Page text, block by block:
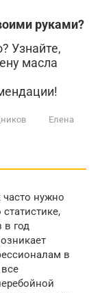
руками?
Узнайте,
масла
Елена
нужно
в год
в